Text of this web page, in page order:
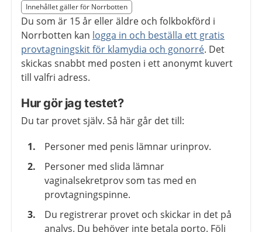
Nedan innehåll gäller region Norrbotten
Innehållet gäller för Norrbotten
Du som är 15 år eller äldre och folkbokförd i
Norrbotten kan logga in och beställa ett gratis
provtagningskit för klamydia och gonorré. Det
skickas snabbt med posten i ett anonymt kuvert
till valfri adress.
Hur gör jag testet?
Du tar provet själv. Så här går det till:
Personer med penis lämnar urinprov.
Personer med slida lämnar
vaginalsekretprov som tas med en
provtagningspinne.
Du registrerar provet och skickar in det på
analys. Du behöver inte betala porto. Följ
Slut på det regionala tillägget från region Norrbotten